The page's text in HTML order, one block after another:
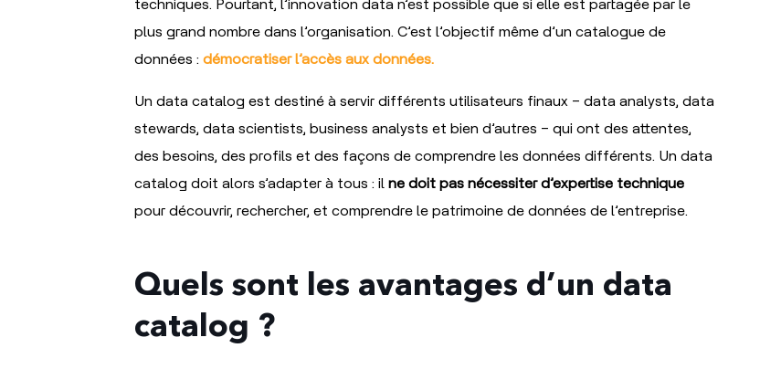
plus grand nombre dans l’organisation. C’est l’objectif même d’un catalogue de
données : démocratiser l’accès aux données.
Un data catalog est destiné à servir différents utilisateurs finaux – data analysts, data
stewards, data scientists, business analysts et bien d’autres – qui ont des attentes,
des besoins, des profils et des façons de comprendre les données différents. Un data
catalog doit alors s’adapter à tous : il ne doit pas nécessiter d’expertise technique
pour découvrir, rechercher, et comprendre le patrimoine de données de l’entreprise.
Quels sont les avantages d’un data
catalog ?